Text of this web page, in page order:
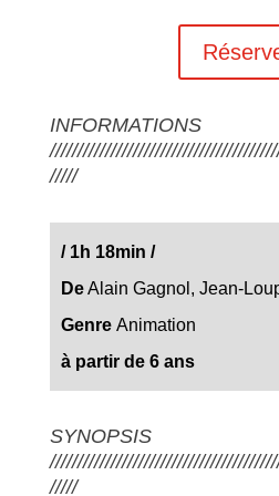
INFORMATIONS
/////
/1h 18min /
DeAlain Gagnol, Jean-
Genre Animation
à partir de 6 ans
SYNOPSIS
/////